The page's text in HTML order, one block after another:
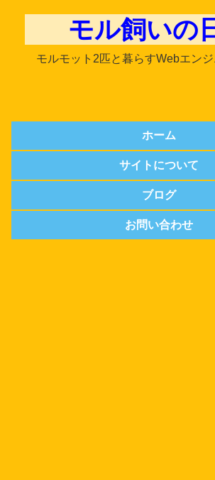
モル飼いの
モルモット2匹と暮らすWebエン
ホーム
サイトについて
ブログ
お問い合わせ